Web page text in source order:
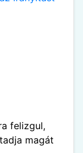
felizgul,
magát